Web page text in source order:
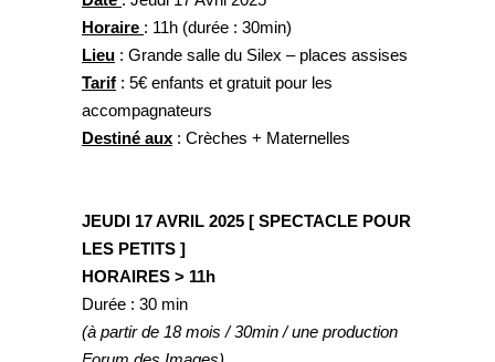
Horaire : 11h (durée : 30min)
Lieu : Grande salle du Silex – places assises
Tarif : 5€ enfants et gratuit pour les
accompagnateurs
Destiné aux : Crèches + Maternelles
JEUDI 17 AVRIL 2025 [ SPECTACLE POUR
LES PETITS ]
HORAIRES > 11h
Durée : 30 min
(à partir de 18 mois / 30min / une production